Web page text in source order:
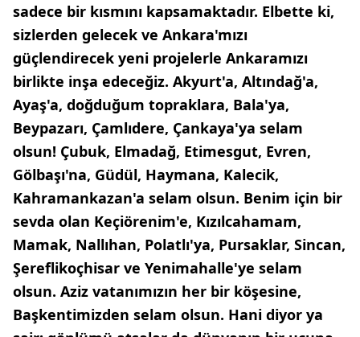
sadece bir kısmını kapsamaktadır. Elbette ki,
sizlerden gelecek ve Ankara'mızı
güçlendirecek yeni projelerle Ankaramızı
birlikte inşa edeceğiz. Akyurt'a, Altındağ'a,
Ayaş'a, doğduğum topraklara, Bala'ya,
Beypazarı, Çamlıdere, Çankaya'ya selam
olsun! Çubuk, Elmadağ, Etimesgut, Evren,
Gölbaşı'na, Güdül, Haymana, Kalecik,
Kahramankazan'a selam olsun. Benim için bir
sevda olan Keçiörenim'e, Kızılcahamam,
Mamak, Nallıhan, Polatlı'ya, Pursaklar, Sincan,
Şereflikoçhisar ve Yenimahalle'ye selam
olsun. Aziz vatanımızın her bir köşesine,
Başkentimizden selam olsun. Hani diyor ya